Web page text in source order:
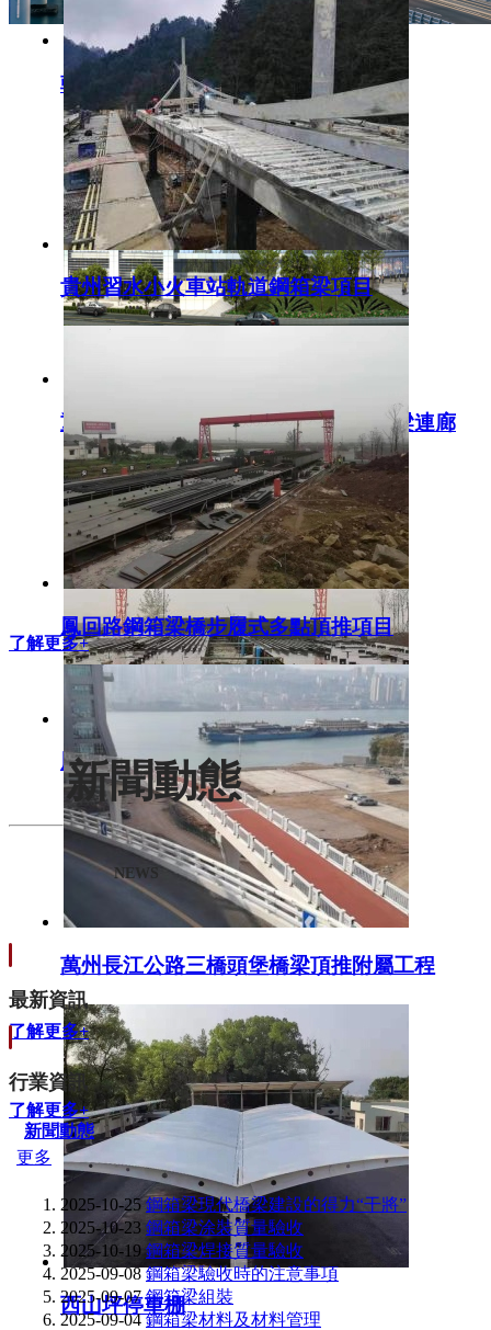
朝陽小學人行天橋鋼箱梁施工
重慶涪陵西站客運換乘樞紐軌道鋼箱梁連廊
鳳回路鋼箱梁橋步履式多點頂推項目
貴州習水小火車站軌道鋼箱梁項目
鳳回路鋼箱梁橋步履式多點頂推項目
萬州長江公路三橋頭堡橋梁頂推附屬工程
西山坪停車棚
了解更多+
新聞動態
NEWS
最新資訊
了解更多+
行業資訊
了解更多+
新聞動態
更多
2025-10-25 鋼箱梁現代橋梁建設的得力“干將”
2025-10-23 鋼箱梁涂裝質量驗收
2025-10-19 鋼箱梁焊接質量驗收
2025-09-08 鋼箱梁驗收時的注意事項
2025-09-07 鋼箱梁組裝
2025-09-04 鋼箱梁材料及材料管理